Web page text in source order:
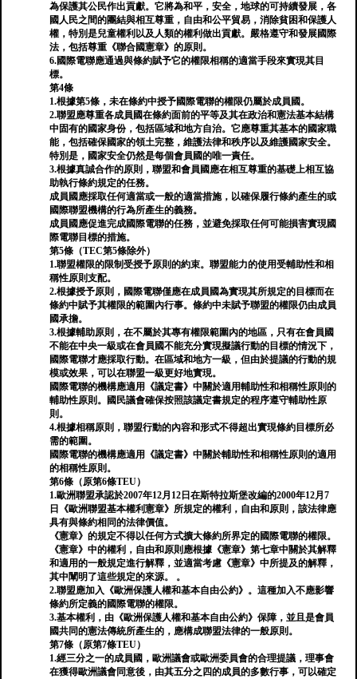
為保護其公民作出貢獻。它將為和平，安全，地球的可持續發展，各
國人民之間的團結與相互尊重，自由和公平貿易，消除貧困和保護人
權，特別是兒童權利以及人類的權利做出貢獻。嚴格遵守和發展國際
法，包括尊重《聯合國憲章》的原則。
6.國際電聯應通過與條約賦予它的權限相稱的適當手段來實現其目
標。
第4條
1.根據第5條，未在條約中授予國際電聯的權限仍屬於成員國。
2.聯盟應尊重各成員國在條約面前的平等及其在政治和憲法基本結構
中固有的國家身份，包括區域和地方自治。它應尊重其基本的國家職
能，包括確保國家的領土完整，維護法律和秩序以及維護國家安全。
特別是，國家安全仍然是每個會員國的唯一責任。
3.根據真誠合作的原則，聯盟和會員國應在相互尊重的基礎上相互協
助執行條約規定的任務。
成員國應採取任何適當或一般的適當措施，以確保履行條約產生的或
國際聯盟機構的行為所產生的義務。
成員國應促進完成國際電聯的任務，並避免採取任何可能損害實現國
際電聯目標的措施。
第5條（TEC第5條除外）
1.聯盟權限的限制受授予原則的約束。聯盟能力的使用受輔助性和相
稱性原則支配。
2.根據授予原則，國際電聯僅應在成員國為實現其所規定的目標而在
條約中賦予其權限的範圍內行事。條約中未賦予聯盟的權限仍由成員
國承擔。
3.根據輔助原則，在不屬於其專有權限範圍內的地區，只有在會員國
不能在中央一級或在會員國不能充分實現擬議行動的目標的情況下，
國際電聯才應採取行動。在區域和地方一級，但由於提議的行動的規
模或效果，可以在聯盟一級更好地實現。
國際電聯的機構應適用《議定書》中關於適用輔助性和相稱性原則的
輔助性原則。國民議會確保按照該議定書規定的程序遵守輔助性原
則。
4.根據相稱原則，聯盟行動的內容和形式不得超出實現條約目標所必
需的範圍。
國際電聯的機構應適用《議定書》中關於輔助性和相稱性原則的適用
的相稱性原則。
第6條（原第6條TEU）
1.歐洲聯盟承認於2007年12月12日在斯特拉斯堡改編的2000年12月7
日《歐洲聯盟基本權利憲章》所規定的權利，自由和原則，該法律應
具有與條約相同的法律價值。
《憲章》的規定不得以任何方式擴大條約所界定的國際電聯的權限。
《憲章》中的權利，自由和原則應根據《憲章》第七章中關於其解釋
和適用的一般規定進行解釋，並適當考慮《憲章》中所提及的解釋，
其中闡明了這些規定的來源。 。
2.聯盟應加入《歐洲保護人權和基本自由公約》。這種加入不應影響
條約所定義的國際電聯的權限。
3.基本權利，由《歐洲保護人權和基本自由公約》保障，並且是會員
國共同的憲法傳統所產生的，應構成聯盟法律的一般原則。
第7條（原第7條TEU）
1.經三分之一的成員國，歐洲議會或歐洲委員會的合理提議，理事會
在獲得歐洲議會同意後，由其五分之四的成員的多數行事，可以確定